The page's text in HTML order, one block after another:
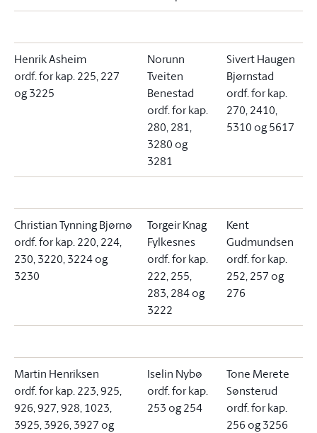
Henrik Asheim
ordf. for kap. 225, 227
og 3225
Norunn
Tveiten
Benestad
ordf. for kap.
280, 281,
3280 og
3281
Sivert Haugen
Bjørnstad
ordf. for kap.
270, 2410,
5310 og 5617
Christian Tynning Bjørnø
ordf. for kap. 220, 224,
230, 3220, 3224 og
3230
Torgeir Knag
Fylkesnes
ordf. for kap.
222, 255,
283, 284 og
3222
Kent
Gudmundsen
ordf. for kap.
252, 257 og
276
Martin Henriksen
ordf. for kap. 223, 925,
926, 927, 928, 1023,
3925, 3926, 3927 og
Iselin Nybø
ordf. for kap.
253 og 254
Tone Merete
Sønsterud
ordf. for kap.
256 og 3256